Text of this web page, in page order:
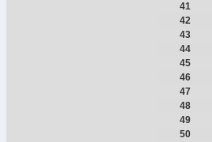
41
42
43
44
45
46
47
48
49
50